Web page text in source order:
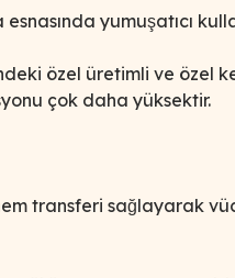
yumuşatıcı
özel üretimli ve özel
çok daha yüksektir.
transferi sağlayarak